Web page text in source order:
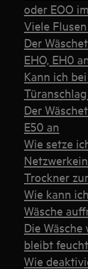
oder EOO
Viele
Der
EHO, EH0
Kann ich
Der
E50 an
Wie setze
Trockner
Wie kann
Wäsche
Die
bleibt feucht
Wie